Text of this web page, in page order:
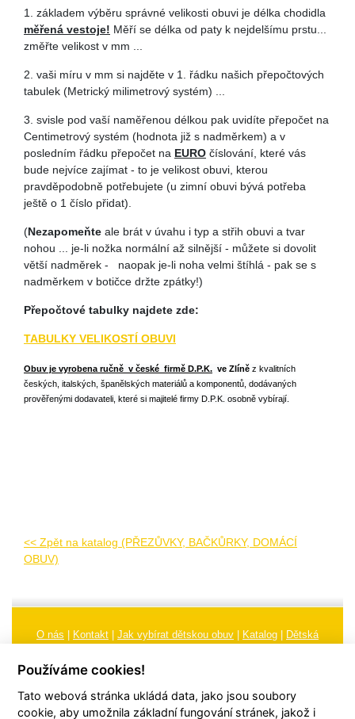
1. základem výběru správné velikosti obuvi je délka chodidla
měřená vestoje! Měří se délka od paty k nejdelšímu prstu...
změřte velikost v mm ...
2. vaši míru v mm si najděte v 1. řádku našich přepočtových
tabulek (Metrický milimetrový systém) ...
3. svisle pod vaší naměřenou délkou pak uvidíte přepočet na
Centimetrový systém (hodnota již s nadměrkem) a v
posledním řádku přepočet na EURO číslování, které vás
bude nejvíce zajímat - to je velikost obuvi, kterou
pravděpodobně potřebujete (u zimní obuvi bývá potřeba
ještě o 1 číslo přidat).
(Nezapomeňte ale brát v úvahu i typ a střih obuvi a tvar
nohou ... je-li nožka normální až silnější - můžete si dovolit
větší nadměrek - naopak je-li noha velmi štíhlá - pak se s
nadměrkem v botičce držte zpátky!)
Přepočtové tabulky najdete zde:
TABULKY VELIKOSTÍ OBUVI
Obuv je vyrobena ručně v české firmě D.P.K. ve Zlíně z kvalitních
českých, italských, španělských materiálů a komponentů, dodávaných
prověřenými dodavateli, které si majitelé firmy D.P.K. osobně vybírají.
<< Zpět na katalog (PŘEZŮVKY, BAČKŮRKY, DOMÁCÍ
OBUV)
O nás Kontakt Jak vybírat dětskou obuv Katalog
Dětská
obuvi, pokyny a informace k reklamaci Nastavení cookies
Používáme cookies!
Tato webová stránka ukládá data, jako jsou soubory
cookie, aby umožnila základní fungování stránek, jakož i